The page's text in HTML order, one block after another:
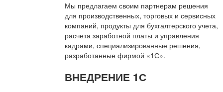
Мы предлагаем своим партнерам решения
для производственных, торговых и сервисных
компаний, продукты для бухгалтерского учета,
расчета заработной платы и управления
кадрами, специализированные решения,
разработанные фирмой «1С».
ВНЕДРЕНИЕ 1С